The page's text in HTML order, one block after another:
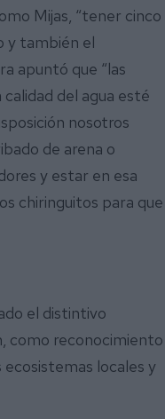
Mijas, “tener cinco
y también el
apuntó que “las
del agua esté
nosotros
de arena o
y estar en esa
chiringuitos para que
el distintivo
como reconocimiento
locales y